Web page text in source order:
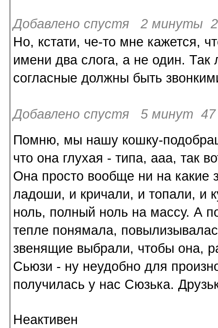
Добавлено спустя 2 минуты
Но, кстати, че-то мне кажется,
имени два слога, а не один.
согласные должны быть
Добавлено спустя 5 минут 47
Помню, мы нашу кошку-
что она глухая - типа, ааа, так
Она просто вообще ни на какие
ладоши, и кричали, и топали, и
ноль, полный ноль на массу. А
тепле понямала,
звенящие выбрали, чтобы она,
Сьюзи - ну неудобно для
получилась у нас Сюзька.
Неактивен